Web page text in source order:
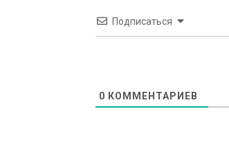
Подписаться
0 КОММЕНТАРИЕВ